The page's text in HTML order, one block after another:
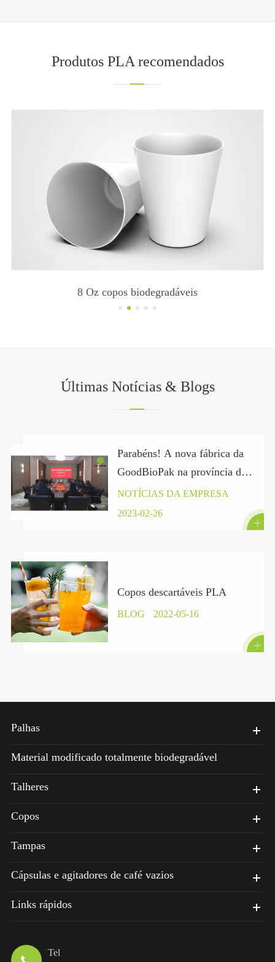
Produtos PLA recomendados
8 Oz copos biodegradáveis
Últimas Notícias & Blogs
Parabéns! A nova fábrica da
GoodBioPak na província de
Hubei assinou oficialmente
um contrato.
NOTÍCIAS DA EMPRESA
2023-02-26

Copos descartáveis PLA
BLOG 2022-05-16

Palhas
Material modificado totalmente biodegradável
Talheres
Copos
Tampas
Cápsulas e agitadores de café vazios
Links rápidos
Tel